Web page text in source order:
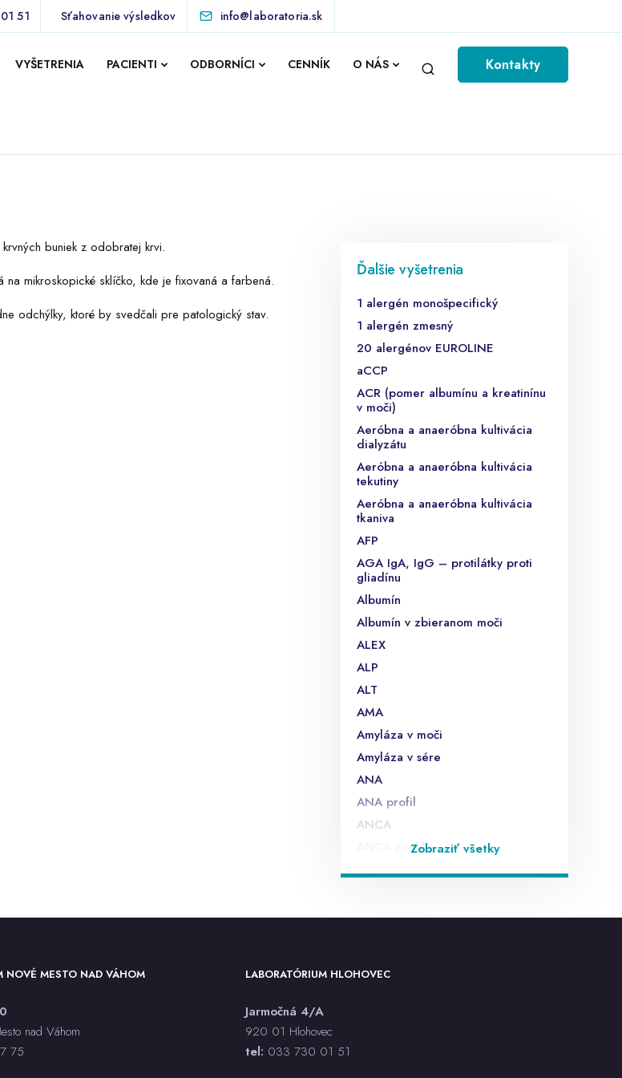
51 Sťahovanie výsledkov info@laboratoria.sk
VYŠETRENIA PACIENTI ODBORNÍCI CENNÍK O NÁS Kontakty
buniek z odobratej krvi.
mikroskopické sklíčko, kde je fixovaná a farbená.
odchýlky, ktoré by svedčali pre patologický stav.
Ďalšie vyšetrenia
1 alergén monošpecifický
1 alergén zmesný
20 alergénov EUROLINE
aCCP
ACR (pomer albumínu a kreatinínu
v moči)
Aeróbna a anaeróbna kultivácia
dialyzátu
Aeróbna a anaeróbna kultivácia
tekutiny
Aeróbna a anaeróbna kultivácia
tkaniva
AFP
AGA IgA, IgG – protilátky proti
gliadínu
Albumín
Albumín v zbieranom moči
ALEX
ALP
ALT
AMA
Amyláza v moči
Amyláza v sére
ANA
ANA profil
ANCA
ANCA profil
Anti endomyziálne protilátky EMA
Anti sója IgA,IgG
anti TPO
Zobraziť všetky
NOVÉ MESTO NAD VÁHOM
nad Váhom
75
LABORATÓRIUM HLOHOVEC
Jarmočná 4/A
920 01 Hlohovec
tel: 033 730 01 51